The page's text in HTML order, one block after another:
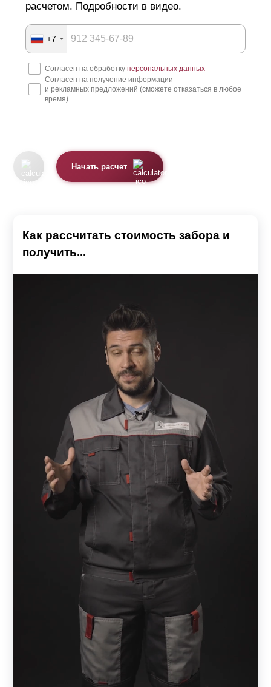
расчетом. Подробности в видео.
+7
Согласен на обработку персональных данных
Согласен на получение информации
и рекламных предложений (сможете отказаться в любое
время)
Начать расчет
Как рассчитать стоимость забора и
получить...